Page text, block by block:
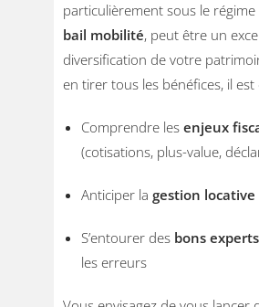
particulièrement sous le
bail mobilité, peut être un
diversification de votre
en tirer tous les bénéfices, il est
Comprendre les enjeux
(cotisations, plus-value,
Anticiper la gestion
S’entourer des bons experts
les erreurs